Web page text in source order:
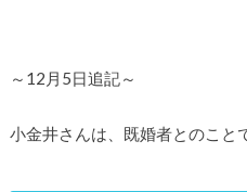
～12月5日追記～
小金井さんは、既婚者とのこと